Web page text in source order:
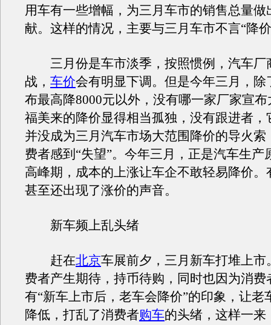
用车有一些增幅，为三月车市的销售总量做
献。这样的情况，主要与三月车市不言“降
三月份是车市淡季，按照惯例，汽车厂
战， 车价会有明显下调。但是今年三月，除
布最高降8000元以外，没有哪一家厂家宣
福美来的降价显得相当孤独，没有跟进者，
并没成为三月汽车市场大范围降价的导火索
费者感到“失望”。今年三月，正是汽车生产
高峰期，成本的上涨让车企不敢轻易降价。
甚至还出现了涨价的声音。
新车频上乱头绪
赶在北京车展前夕，三月新车打堆上市
费者产生期待，持币待购，同时也因为消费
有“新车上市后，老车会降价”的印象，让老
降低，打乱了消费者购车的头绪，这样一来